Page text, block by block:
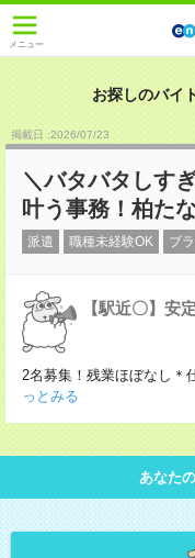
メニュー
お探しのバイ
掲載日 :2026/07/23
＼バタバタしす
叶う事務！柏た
派遣 職種未経験OK ブ
【駅近〇】安
2名募集！残業ほぼなし＊
っとみる
あなた